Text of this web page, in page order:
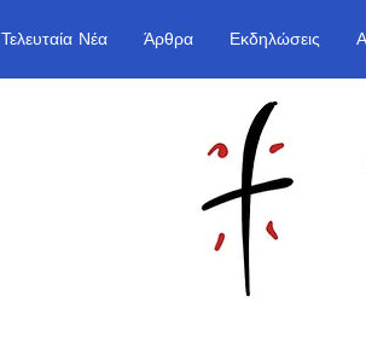
Τελευταία Νέα Άρθρα Εκδηλώσεις